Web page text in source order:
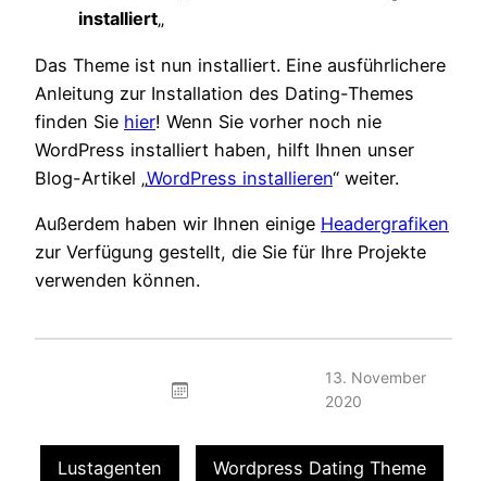
installiert„
Das Theme ist nun installiert. Eine ausführlichere
Anleitung zur Installation des Dating-Themes
finden Sie hier! Wenn Sie vorher noch nie
WordPress installiert haben, hilft Ihnen unser
Blog-Artikel „WordPress installieren“ weiter.
Außerdem haben wir Ihnen einige Headergrafiken
zur Verfügung gestellt, die Sie für Ihre Projekte
verwenden können.
13. November
2020
Lustagenten Wordpress Dating Theme